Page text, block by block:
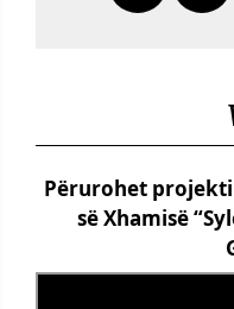
Përurohet
së Xhamisë